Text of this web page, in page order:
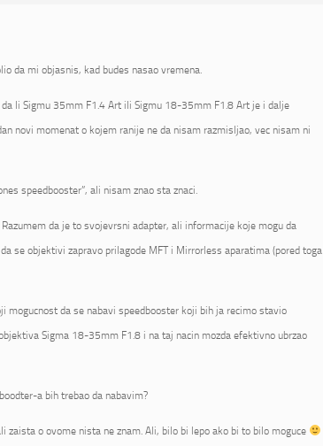
da mi objasnis, kad budes nasao vremena.
li Sigmu 35mm F1.4 Art ili Sigmu 18-35mm F1.8 Art je i dalje
novi momenat o kojem ranije ne da nisam razmisljao, vec nisam ni
speedbooster”, ali nisam znao sta znaci.
da je to svojevrsni adapter, ali informacije koje mogu da
se objektivi zapravo prilagode MFT i Mirrorless aparatima (pored toga
mogucnost da se nabavi speedbooster koji bih ja recimo stavio
Sigma 18-35mm F1.8 i na taj nacin mozda efektivno ubrzao
a bih trebao da nabavim?
zaista o ovome nista ne znam. Ali, bilo bi lepo ako bi to bilo moguce